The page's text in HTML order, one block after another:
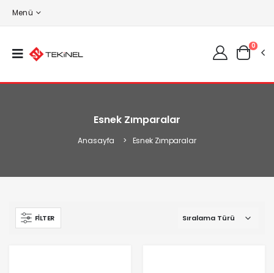
Menü
0
Esnek Zımparalar
Anasayfa Esnek Zımparalar
FILTER